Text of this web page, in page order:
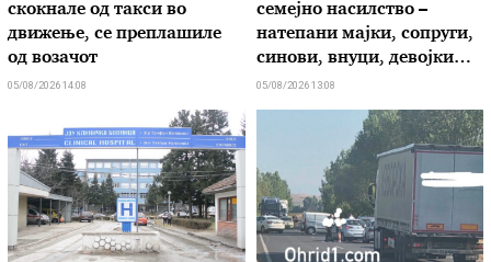
скокнале од такси во
движење, се преплашиле
од возачот
05/08/2026 14:08
семејно насилство –
натепани мајки, сопруги,
синови, внуци, девојки…
05/08/2026 13:08